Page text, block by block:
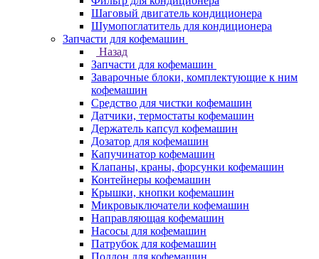
Шаговый двигатель кондиционера
Шумопоглатитель для кондиционера
Запчасти для кофемашин
Назад
Запчасти для кофемашин
Заварочные блоки, комплектующие к ним
кофемашин
Средство для чистки кофемашин
Датчики, термостаты кофемашин
Держатель капсул кофемашин
Дозатор для кофемашин
Капучинатор кофемашин
Клапаны, краны, форсунки кофемашин
Контейнеры кофемашин
Крышки, кнопки кофемашин
Микровыключатели кофемашин
Направляющая кофемашин
Насосы для кофемашин
Патрубок для кофемашин
Поддон для кофемашин